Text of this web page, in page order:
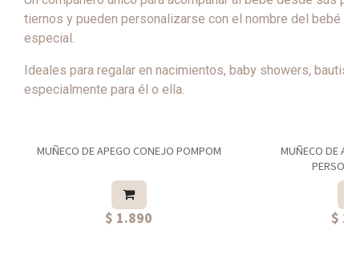
tiernos y pueden personalizarse con el nombre del
especial.
Ideales para regalar en nacimientos, baby showers,
especialmente para él o ella.
MUÑECO DE APEGO CONEJO POMPOM
$ 1.890
MUÑECO DE
$